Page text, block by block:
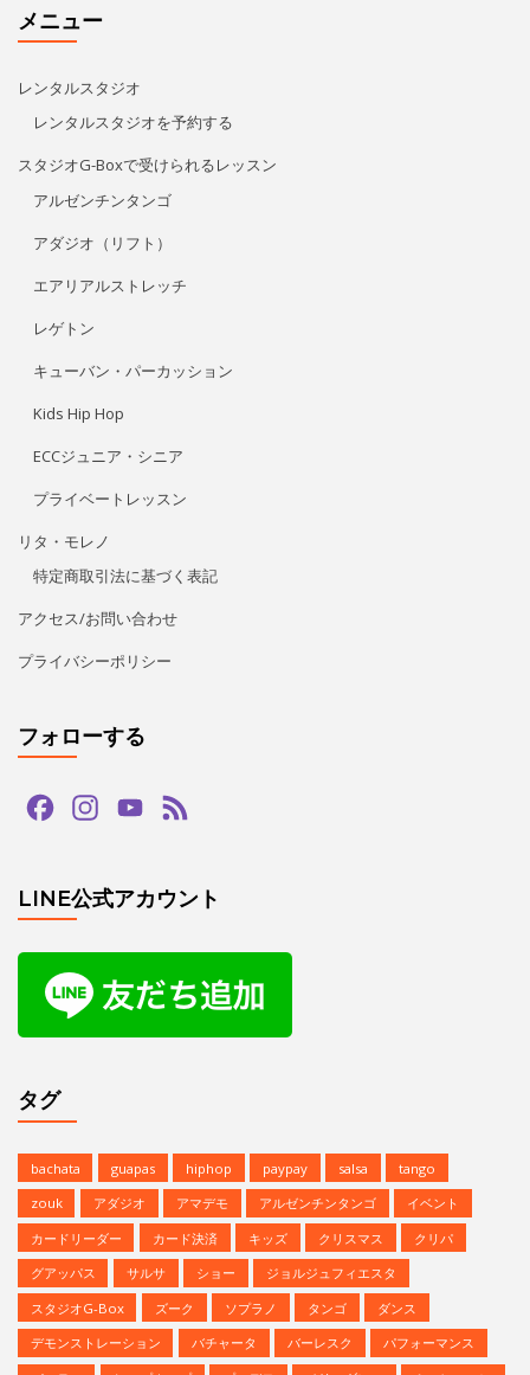
メニュー
レンタルスタジオ
レンタルスタジオを予約する
スタジオG-Boxで受けられるレッスン
アルゼンチンタンゴ
アダジオ（リフト）
エアリアルストレッチ
レゲトン
キューバン・パーカッション
Kids Hip Hop
ECCジュニア・シニア
プライベートレッスン
リタ・モレノ
特定商取引法に基づく表記
アクセス/お問い合わせ
プライバシーポリシー
フォローする
FacebookInstagramYouTube
LINE公式アカウント
タグ
bachata guapas hiphop paypay salsa
tango
zouk
アダジオ アマデモ アルゼンチンタンゴ
イベント
カードリーダー
カード決済 キッズ クリスマス
クリパ
グアッパス
サルサ ショー
ジョルジュフィエスタ
スタジオG-Box
ズーク ソプラノ タンゴ
ダンス
デモンストレーション
バチャータ バーレスク
パフォーマンス